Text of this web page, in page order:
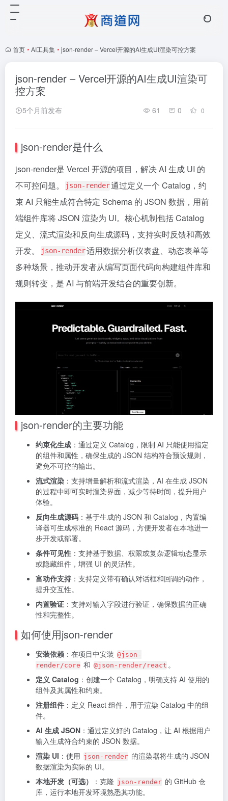
首页 • AI工具集 • json-render – Vercel开源的AI生成UI渲染可控方案
json-render – Vercel开源的AI生成UI渲染可
控方案
5个月前发布 61 0 0
json-render是什么
json-render是 Vercel 开源的项目，解决 AI 生成 UI 的
不可控问题。
json-render通过定义一个 Catalog，约
束 AI 只能生成符合特定 Schema 的 JSON 数据，用前
端组件库将 JSON 渲染为 UI。核心机制包括 Catalog
定义、流式渲染和反向生成源码，支持实时反馈和高效
开发。
json-render适用数据分析仪表盘、动态表单等
多种场景，推动开发者从编写页面代码向构建组件库和
规则转变，是 AI 与前端开发结合的重要创新。
json-render的主要功能
约束化生成 ：通过定义 Catalog，限制 AI 只能使用指定
的组件和属性，确保生成的 JSON 结构符合预设规则，
避免不可控的输出。
流式渲染 ：支持增量解析和流式渲染，AI 在生成 JSON
的过程中即可实时渲染界面，减少等待时间，提升用户
体验。
反向生成源码 ：基于生成的 JSON 和 Catalog，内置编
译器可生成标准的 React 源码，方便开发者在本地进一
步开发或部署。
条件可见性 ：支持基于数据、权限或复杂逻辑动态显示
或隐藏组件，增强 UI 的灵活性。
富动作支持 ：支持定义带有确认对话框和回调的动作，
提升交互性。
内置验证 ：支持对输入字段进行验证，确保数据的正确
性和完整性。
如何使用json-render
安装依赖 ：在项目中安装 @json-
render/core 和 @json-render/react 。
定义 Catalog ：创建一个 Catalog，明确支持 AI 使用的
组件及其属性和约束。
注册组件 ：定义 React 组件，用于渲染 Catalog 中的组
件。
AI 生成 JSON ：通过定义好的 Catalog，让 AI 根据用户
输入生成符合约束的 JSON 数据。
渲染 UI ：使用 json-render 的渲染器将生成的 JSON
数据渲染为实际的 UI。
本地开发（可选）
：克隆 json-render 的 GitHub 仓
库，运行本地开发环境熟悉其功能。